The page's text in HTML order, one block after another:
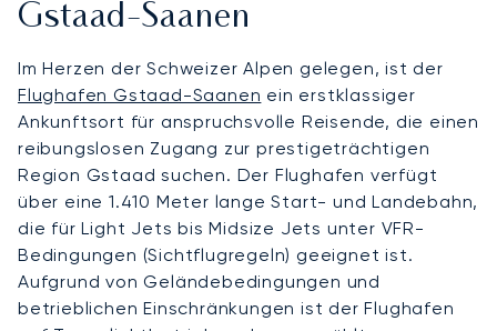
Gstaad-Saanen
Im Herzen der Schweizer Alpen gelegen, ist der
Flughafen Gstaad-Saanen ein erstklassiger
Ankunftsort für anspruchsvolle Reisende, die einen
reibungslosen Zugang zur prestigeträchtigen
Region Gstaad suchen. Der Flughafen verfügt
über eine 1.410 Meter lange Start- und Landebahn,
die für Light Jets bis Midsize Jets unter VFR-
Bedingungen (Sichtflugregeln) geeignet ist.
Aufgrund von Geländebedingungen und
betrieblichen Einschränkungen ist der Flughafen